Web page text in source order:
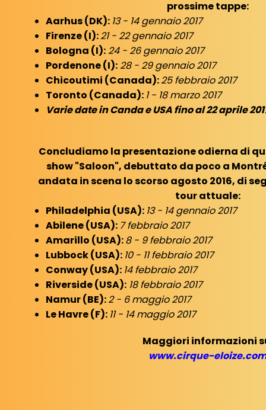
prossime tappe:
Aarhus (DK): 13 - 14 gennaio 2017
Firenze (I):21 - 22 gennaio 2017
Bologna (I): 24 - 26 gennaio 2017
Pordenone (I): 28 - 29 gennaio 2017
Chicoutimi (Canada):25 febbraio 2017
Toronto (Canada): 1 - 18 marzo 2017
Varie date in Canda e USA fino al 22 aprile
Concludiamo la presentazione odierna di
show "Saloon", debuttato da poco a
andata in scena lo scorso agosto 2016, di
tour attuale:
Philadelphia (USA): 13 - 14 gennaio 2017
Abilene (USA): 7 febbraio 2017
Amarillo (USA):8 - 9 febbraio 2017
Lubbock (USA): 10 - 11 febbraio 2017
Conway (USA): 14 febbraio 2017
Riverside (USA): 18 febbraio 2017
Namur (BE):2 - 6 maggio 2017
Le Havre (F): 11 - 14 maggio 2017
Maggiori informazioni
www.cirque-